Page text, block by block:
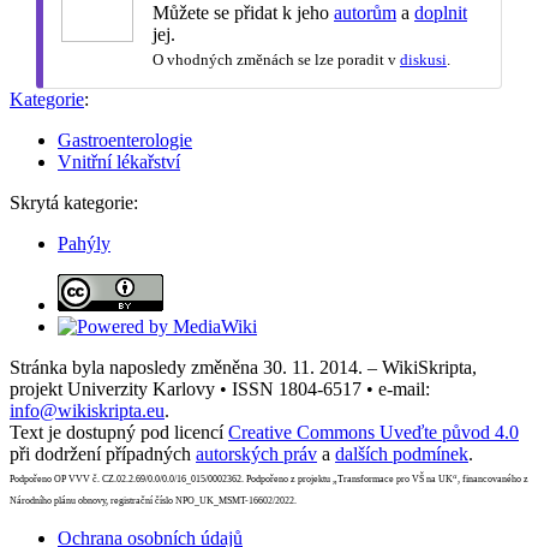
Můžete se přidat k jeho autorům a doplnit
jej.
O vhodných změnách se lze poradit v diskusi
Kategorie:
Gastroenterologie
Vnitřní lékařství
Skrytá kategorie:
Pahýly
Stránka byla naposledy změněna 30. 11. 2014. – WikiSkripta,
projekt Univerzity Karlovy • ISSN 1804-6517 • e-mail:
info@wikiskripta.eu.
Text je dostupný pod licencíCreative Commons Uveďte původ 4.0
při dodržení případných autorských práv a dalších podmínek.
Podpořeno OP VVV č. CZ.02.2.69/0.0/0.0/16_015/0002362. Podpořeno z projektu „Transformace pro VŠ na UK“, financovaného z
Národního plánu obnovy, registrační číslo NPO_UK_MSMT-16602/2022.
Ochrana osobních údajů